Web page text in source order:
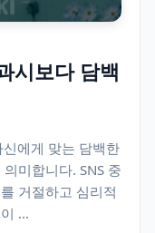
시보다 담백
에게 맞는 담백한
미합니다. SNS 중
거절하고 심리적
...